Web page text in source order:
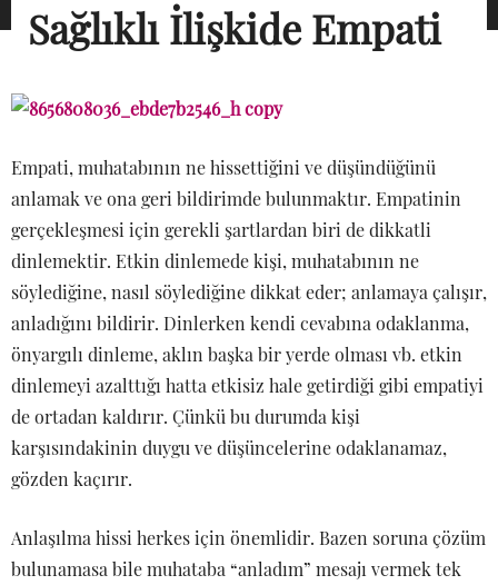
Sağlıklı İlişkide Empati
Empati, muhatabının ne hissettiğini ve düşündüğünü
anlamak ve ona geri bildirimde bulunmaktır. Empatinin
gerçekleşmesi için gerekli şartlardan biri de dikkatli
dinlemektir. Etkin dinlemede kişi, muhatabının ne
söylediğine, nasıl söylediğine dikkat eder; anlamaya çalışır,
anladığını bildirir. Dinlerken kendi cevabına odaklanma,
önyargılı dinleme, aklın başka bir yerde olması vb. etkin
dinlemeyi azalttığı hatta etkisiz hale getirdiği gibi empatiyi
de ortadan kaldırır. Çünkü bu durumda kişi
karşısındakinin duygu ve düşüncelerine odaklanamaz,
gözden kaçırır.
Anlaşılma hissi herkes için önemlidir. Bazen soruna çözüm
bulunamasa bile muhataba “anladım” mesajı vermek tek